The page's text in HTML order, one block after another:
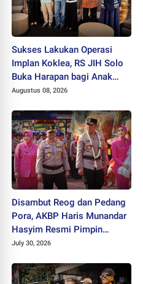
Sukses Lakukan Operasi
Implan Koklea, RS JIH Solo
Buka Harapan bagi Anak
dengan Gangguan
Augustus 08, 2026
Disambut Reog dan Pedang
Pora, AKBP Haris Munandar
Hasyim Resmi Pimpin
Polres Wonogiri
July 30, 2026